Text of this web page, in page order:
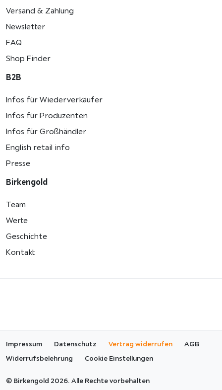
Versand & Zahlung
Newsletter
FAQ
Shop Finder
B2B
Infos für Wiederverkäufer
Infos für Produzenten
Infos für Großhändler
English retail info
Presse
Birkengold
Team
Werte
Geschichte
Kontakt
Impressum Datenschutz Vertrag widerrufen
AGB
Widerrufsbelehrung
Cookie Einstellungen
© Birkengold 2026. Alle Rechte vorbehalten